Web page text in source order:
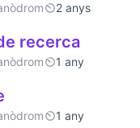
2 anys
recerca
1 any
1 any